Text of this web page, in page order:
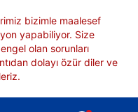
bizimle maalesef
yapabiliyor. Size
olan sorunları
dolayı özür diler ve